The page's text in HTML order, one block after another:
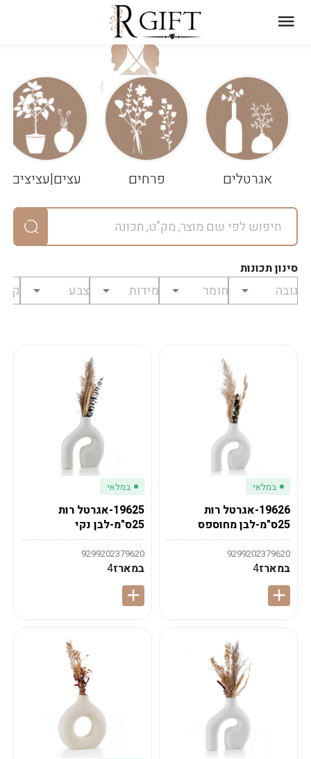
אגרטלים פרחים עצים|עציצים
סינון תכונות
במלאי
19626-אגרטל רות
25ס"מ-לבן מחוספס
9299202379620
במארז4
במלאי
19625-אגרטל רות
25ס"מ-לבן נקי
9299202379620
במארז4
עגלת
שלך
ניקוי
הסל
במארז
מחיר
לפני
₪0
לתשלום